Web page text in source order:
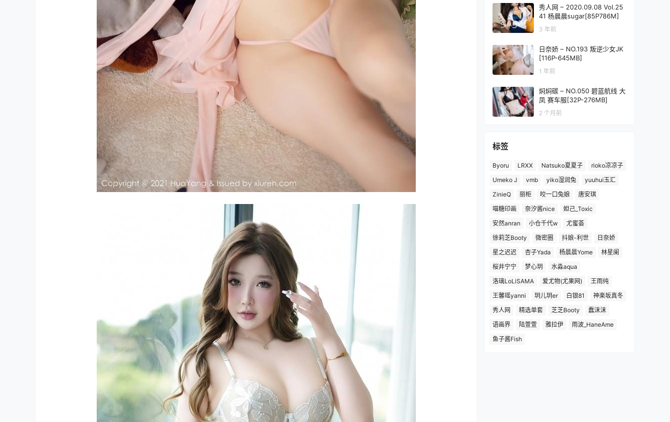
秀人网 – 2020.09.08 Vol.25
41 杨晨晨sugar[85P786M]
3 年前
日奈娇 – NO.193 叛逆少女JK
[116P-645MB]
1 年前
焖焖碳 – NO.050 碧蓝航线 大
凤 赛车服[32P-276MB]
2 个月前
标签
Byoru LRXX Natsuko夏夏子
rioko凉凉子
Umeko J
vmb yiko湿润兔
yuuhui玉汇
ZinieQ
丽柜 咬一口兔娘
唐安琪
喵糖印画
奈汐酱nice
妲己_Toxic
安然anran
小仓千代w
尤蜜荟
徐莉芝Booty
微密圈 抖娘-利世
日奈娇
星之迟迟
杏子Yada 杨晨晨Yome
林星阑
桜井宁宁
梦心玥
水淼aqua
洛璃LoLiSAMA
爱尤物(尤果网)
王雨纯
王馨瑶yanni
玥儿玥er 白银81
神楽坂真冬
秀人网
精选单套 芝芝Booty
蠢沫沫
语画界
陆萱萱 雅拉伊
雨波_HaneAme
鱼子酱Fish